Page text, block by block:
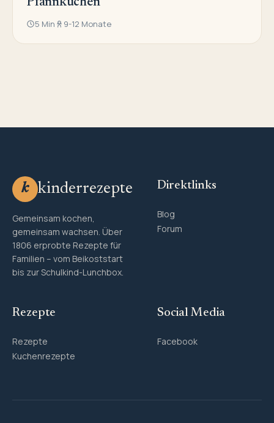
5 Min 9-12 Monate
k kinderrezepte
Gemeinsam kochen,
gemeinsam wachsen. Über
1806 erprobte Rezepte für
Familien – vom Beikoststart
bis zur Schulkind-Lunchbox.
Direktlinks
Blog
Forum
Rezepte
Rezepte
Kuchenrezepte
Social Media
Facebook